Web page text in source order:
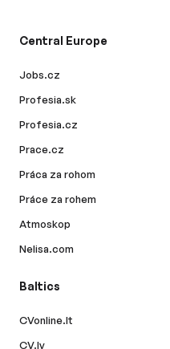
Central Europe
Jobs.cz
Profesia.sk
Profesia.cz
Prace.cz
Práca za rohom
Práce za rohem
Atmoskop
Nelisa.com
Baltics
CVonline.lt
CV.lv